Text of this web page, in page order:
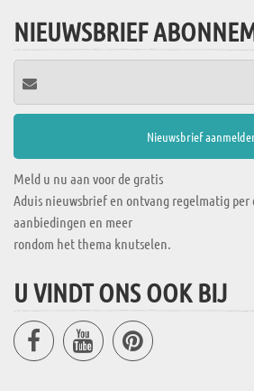
NIEUWSBRIEF
Meld u nu aan voor de gratis
Aduis nieuwsbrief en ontvang regelmatig
aanbiedingen en meer
rondom het thema knutselen.
U VINDT ONS OOK BIJ